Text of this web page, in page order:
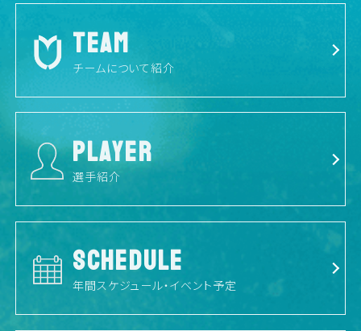
TEAM
チームについて紹介
PLAYER
選手紹介
SCHEDULE
年間スケジュール・イベント予定